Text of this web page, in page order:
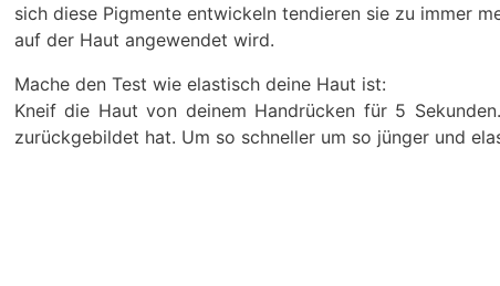
sich diese Pigmente entwickeln tendieren sie zu immer
auf der Haut angewendet wird.
Mache den Test wie elastisch deine Haut ist:
Kneif die Haut von deinem Handrücken für 5
zurückgebildet hat. Um so schneller um so jünger und